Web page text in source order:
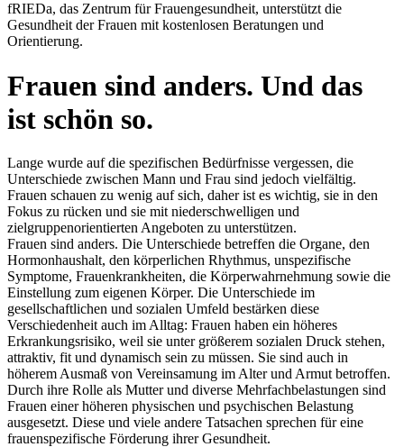
fRIEDa, das Zentrum für Frauengesundheit, unterstützt die
Gesundheit der Frauen mit kostenlosen Beratungen und
Orientierung.
Frauen sind anders. Und das
ist schön so.
Lange wurde auf die spezifischen Bedürfnisse vergessen, die
Unterschiede zwischen Mann und Frau sind jedoch vielfältig.
Frauen schauen zu wenig auf sich, daher ist es wichtig, sie in den
Fokus zu rücken und sie mit niederschwelligen und
zielgruppenorientierten Angeboten zu unterstützen.
Frauen sind anders. Die Unterschiede betreffen die Organe, den
Hormonhaushalt, den körperlichen Rhythmus, unspezifische
Symptome, Frauenkrankheiten, die Körperwahrnehmung sowie die
Einstellung zum eigenen Körper. Die Unterschiede im
gesellschaftlichen und sozialen Umfeld bestärken diese
Verschiedenheit auch im Alltag: Frauen haben ein höheres
Erkrankungsrisiko, weil sie unter größerem sozialen Druck stehen,
attraktiv, fit und dynamisch sein zu müssen. Sie sind auch in
höherem Ausmaß von Vereinsamung im Alter und Armut betroffen.
Durch ihre Rolle als Mutter und diverse Mehrfachbelastungen sind
Frauen einer höheren physischen und psychischen Belastung
ausgesetzt. Diese und viele andere Tatsachen sprechen für eine
frauenspezifische Förderung ihrer Gesundheit.